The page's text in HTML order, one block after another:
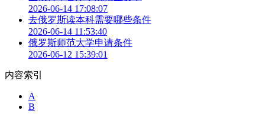
2026-06-14 17:08:07
去俄罗斯读本科需要哪些条件
2026-06-14 11:53:40
俄罗斯师范大学申请条件
2026-06-12 15:39:01
内容索引
A
B